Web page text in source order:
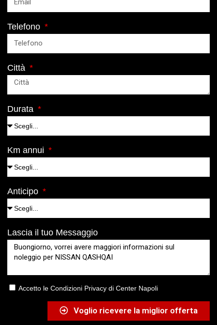
Telefono
Città
Durata
Km annui
Anticipo
Lascia il tuo Messaggio
Accetto le Condizioni Privacy di Center Napoli
Voglio ricevere la miglior offerta